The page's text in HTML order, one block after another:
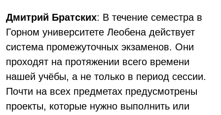
Дмитрий Братских: В течение семестра в
Горном университете Леобена действует
система промежуточных экзаменов. Они
проходят на протяжении всего времени
нашей учёбы, а не только в период сессии.
Почти на всех предметах предусмотрены
проекты, которые нужно выполнить или